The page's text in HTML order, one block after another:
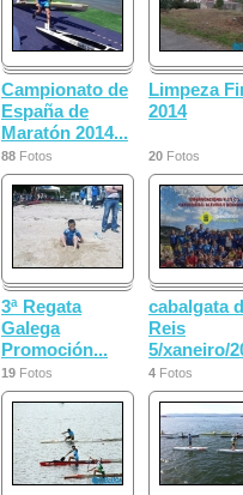
Campionato de
España de
Maratón 2014...
88 Fotos
Limpeza
2014
20 Fotos
3ª Regata
Galega
Promoción...
19 Fotos
cabalgata
Reis
5/xaneiro/
4 Fotos